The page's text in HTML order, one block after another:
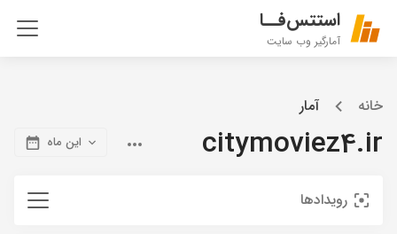
استتس‌فــا
آمارگیر وب سایت
خانه آمار
citymoviez4.ir این ماه
رویدادها